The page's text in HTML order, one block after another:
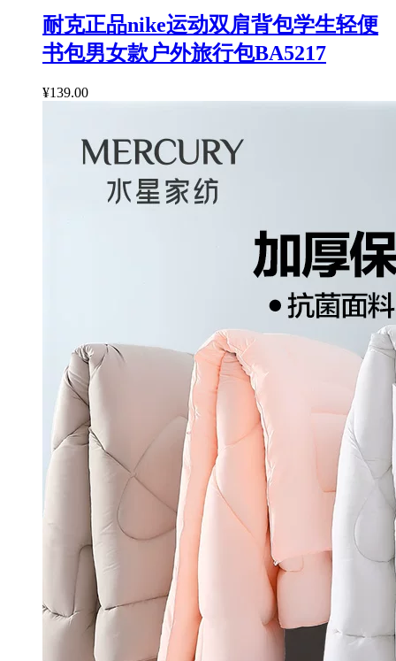
耐克正品nike运动双肩背包学生轻便
书包男女款户外旅行包BA5217
¥139.00